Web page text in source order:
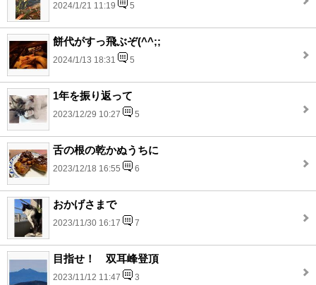
2024/1/21 11:19 5
餅代がすっ飛ぶぞ(^^;;
2024/1/13 18:31 5
1年を振り返って
2023/12/29 10:27 5
舌の根の乾かぬうちに
2023/12/18 16:55 6
おかげさまで
2023/11/30 16:17 7
目指せ！ 双耳峰登頂
2023/11/12 11:47 3